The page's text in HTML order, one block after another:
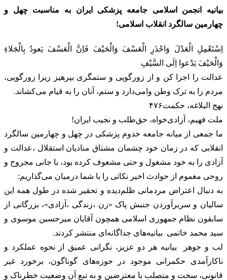
بیانیه انجمن اسلامی جامعه پزشکی ایران به مناسبت چهل و
چهارمین سالگرد انقلاب اسلامی!
‏‎اِسْتَعْمِلِ الْعَدْلَ وَاحْذَرِ الْعَسْفَ وَالْحَیْفَ فَاِنَّ الْعَسْفَ یَعودُ بِالْجَلاءِ
وَالْحَیْفَ یَدْعوا اِلَی السَّیْفِ
‏‎عدالت را اجرا کن و از زورگویی و ستمگری بپرهیز زیرا زورگویی،
مردم را به ترک وطن وامی‌دارد و ستم، آنان را به قیام می‌کشاند.
‏‎ما جمعی از میانه جامعه خدوم پزشکی ‎در چهل و چهارمین سالگرد
انقلابی که در زمان خود چشمان مشتاق منادیان استقلال ،عدالت و
آزادی را به خود مشغول و حتی مشعوف کرده بود، با جانی مجروح و
روحی مغموم از حوادث اخیر نکاتی را با شما درمیان می‌گذاریم:
‏‎به دنبال اعتراض مردمانی ظلم‌دیده و تحقیر شده در طول همه این
سالیان و سربرآوردن جنبش پاک «زن ،زندگی ،آزادی»، بزرگانی از
سابقون نظام جمهوری اسلامی همچون آقایان میرحسین موسوی و
سید محمد خاتمی بیانیه‌های جداگانه‌ای منتشر کردند.
‏‎لب و جوهر بیانیه هر دو عزیز، نگرانی عمیق از نحوه عملکرد و
ناکارآمدی حکمرانی موجود در حوزه‌های گوناگون، برخورد غیر
قانونی، سخت و متصلب با معترضین و به تبع آن وضعیت خطرناک و